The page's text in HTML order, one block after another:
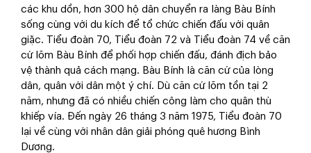
các khu dồn, hơn 300 hộ dân chuyển ra làng Bàu Bính
sống cùng với du kích để tổ chức chiến đấu với quân
giặc. Tiểu đoàn 70, Tiểu đoàn 72 và Tiểu đoàn 74 về căn
cứ lõm Bàu Bính để phối hợp chiến đấu, đánh địch bảo
vệ thành quả cách mạng. Bàu Bính là căn cứ của lòng
dân, quân với dân một ý chí. Dù căn cứ lõm tồn tại 2
năm, nhưng đã có nhiều chiến công làm cho quân thù
khiếp vía. Đến ngày 26 tháng 3 năm 1975, Tiểu đoàn 70
lại về cùng với nhân dân giải phóng quê hương Bình
Dương.